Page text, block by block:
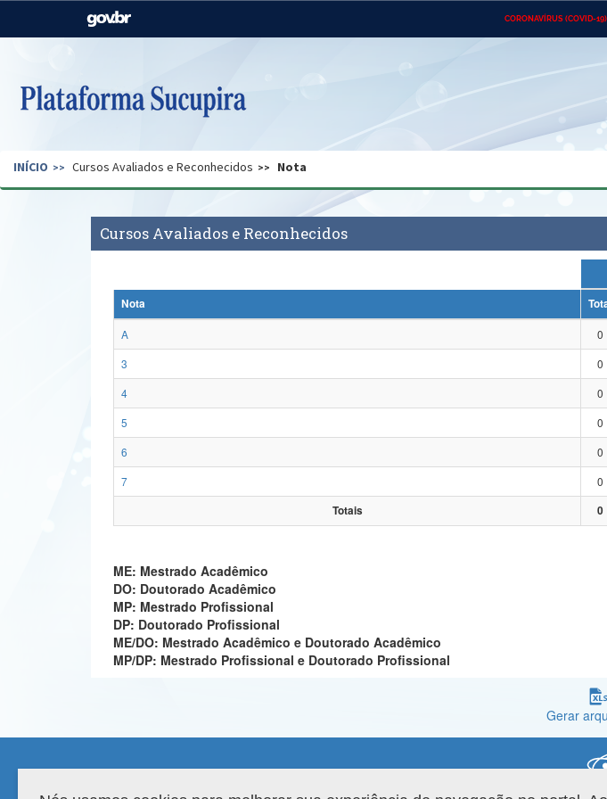
CORONAVÍRUS (COVID-19)
Casa Civil
Pecuária e Abastecimento
Ministério do Desenvolvimento
Regional
Secretaria de Governo Gabinete de Segurança Advocacia-Geral da União
INÍCIO Cursos Avaliados e Reconhecidos Nota
Cursos Avaliados e Reconhecidos
Nota
A
0
3
0
4
0
5
0
6
0
7
0
Totais
0
ME: Mestrado Acadêmico
DO: Doutorado Acadêmico
MP: Mestrado Profissional
DP: Doutorado Profissional
ME/DO: Mestrado Acadêmico e Doutorado Acadêmico
MP/DP: Mestrado Profissional e Doutorado Profissional
Gerar